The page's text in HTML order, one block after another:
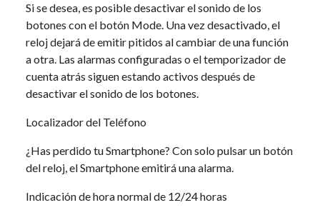
Si se desea, es posible desactivar el sonido de los
botones con el botón Mode. Una vez desactivado, el
reloj dejará de emitir pitidos al cambiar de una función
a otra. Las alarmas configuradas o el temporizador de
cuenta atrás siguen estando activos después de
desactivar el sonido de los botones.
Localizador del Teléfono
¿Has perdido tu Smartphone? Con solo pulsar un botón
del reloj, el Smartphone emitirá una alarma.
Indicación de hora normal de 12/24 horas